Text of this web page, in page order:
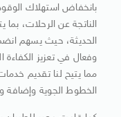
الناتجة عن الرحلات، بما
الحديثة، حيث يسهم
وفعال في تعزيز
مما يتيح لنا تقديم
الخطوط الجوية وإضافة